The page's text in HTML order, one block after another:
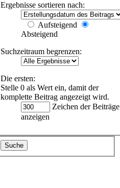
Ergebnisse sortieren nach:
Aufsteigend
Absteigend
Suchzeitraum begrenzen:
Die ersten:
Stelle 0 als Wert ein, damit der
komplette Beitrag angezeigt wird.
Zeichen der Beiträge
anzeigen